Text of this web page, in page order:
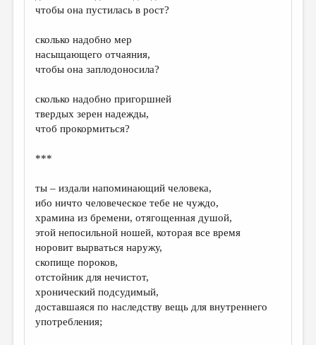
чтобы она пустилась в рост?
сколько надобно мер
насыщающего отчаяния,
чтобы она заплодоносила?
сколько надобно пригоршней
твердых зерен надежды,
чтоб прокормиться?
***
ты – издали напоминающий человека,
ибо ничто человеческое тебе не чуждо,
храмина из бремени, отягощенная душой,
этой непосильной ношей, которая все время
норовит вырваться наружу,
скопище пороков,
отстойник для нечистот,
хронический подсудимый,
доставшаяся по наследству вещь для внутреннего
употребления;